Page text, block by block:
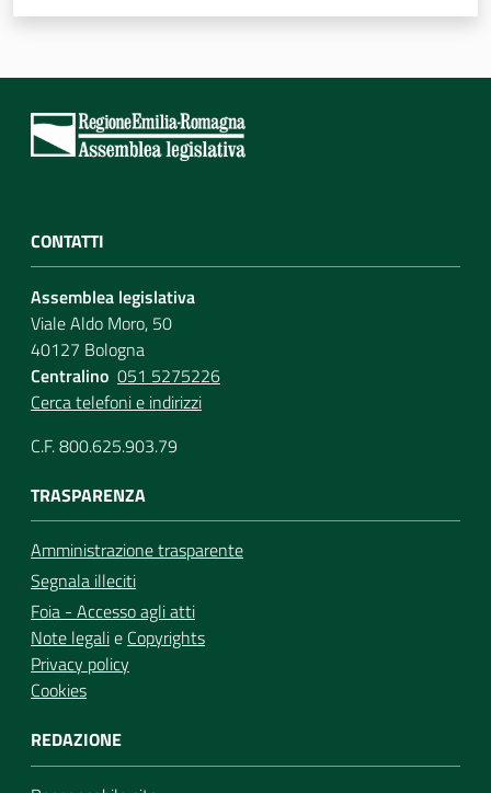
CONTATTI
Assemblea legislativa
Viale Aldo Moro, 50
40127 Bologna
Centralino 051 5275226
Cerca telefoni e indirizzi
C.F. 800.625.903.79
TRASPARENZA
Amministrazione trasparente
Segnala illeciti
Foia - Accesso agli atti
Note legalie Copyrights
Privacy policy
Cookies
REDAZIONE